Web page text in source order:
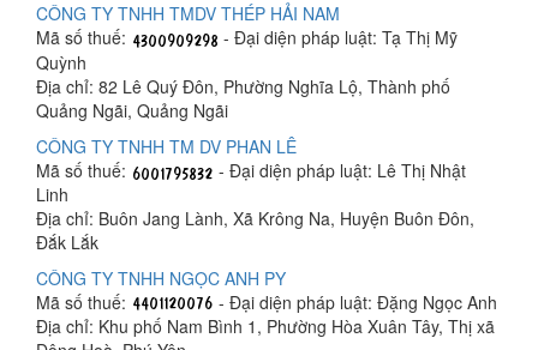
CÔNG TY TNHH TMDV THÉP HẢI NAM
Mã số thuế:
- Đại diện pháp luật: Tạ Thị Mỹ
Quỳnh
Địa chỉ: 82 Lê Quý Đôn, Phường Nghĩa Lộ, Thành phố
Quảng Ngãi, Quảng Ngãi
CÔNG TY TNHH TM DV PHAN LÊ
Mã số thuế:
- Đại diện pháp luật: Lê Thị Nhật
Linh
Địa chỉ: Buôn Jang Lành, Xã Krông Na, Huyện Buôn Đôn,
Đắk Lắk
CÔNG TY TNHH NGỌC ANH PY
Mã số thuế:
- Đại diện pháp luật: Đặng Ngọc Anh
Địa chỉ: Khu phố Nam Bình 1, Phường Hòa Xuân Tây, Thị xã